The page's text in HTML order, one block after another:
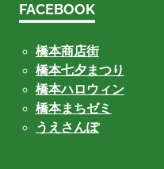
FACEBOOK
橋本商店街
橋本七夕まつり
橋本ハロウィン
橋本まちゼミ
うえさんぽ